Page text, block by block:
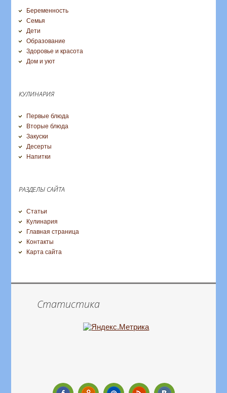
Беременность
Семья
Дети
Образование
Здоровье и красота
Дом и уют
КУЛИНАРИЯ
Первые блюда
Вторые блюда
Закуски
Десерты
Напитки
РАЗДЕЛЫ САЙТА
Статьи
Кулинария
Главная страница
Контакты
Карта сайта
Статистика